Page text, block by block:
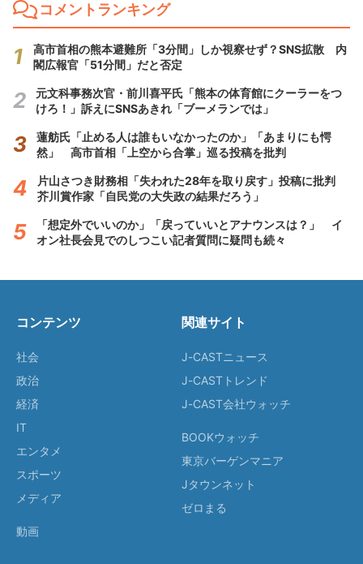
コメントランキング
高市首相の熊本避難所「3分間」しか視察せず？SNS拡散 内
閣広報官「51分間」だと否定
元文科事務次官・前川喜平氏「熊本の体育館にクーラーをつ
けろ！」訴えにSNSあきれ「ブーメランでは」
蓮舫氏「止める人は誰もいなかったのか」「あまりにも愕
然」 高市首相「上空から合掌」巡る投稿を批判
片山さつき財務相「失われた28年を取り戻す」投稿に批判
芥川賞作家「自民党の大失政の結果だろう」
「想定外でいいのか」「戻っていいとアナウンスは？」 イ
オン社長会見でのしつこい記者質問に疑問も続々
コンテンツ
社会
政治
経済
IT
エンタメ
スポーツ
メディア
動画
関連サイト
J-CASTニュース
J-CASTトレンド
J-CAST会社ウォッチ
BOOKウォッチ
東京バーゲンマニア
Jタウンネット
ゼロまる